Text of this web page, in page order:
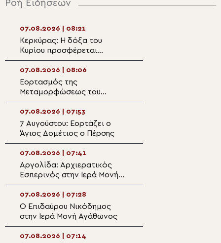
Ροή Ειδήσεων
07.08.2026 | 08:21
Κερκύρας: Η δόξα του
Κυρίου προσφέρεται
καθημερινά μέσα από το
υπέρτατο Μυστήριο της
Θείας Ευχαριστίας
07.08.2026 | 08:06
Εορτασμός της
Μεταμορφώσεως του
Σωτήρος στην Ιερά
Αρχιεπισκοπή Θυατείρων
07.08.2026 | 07:53
7 Αυγούστου: Εορτάζει ο
Άγιος Δομέτιος ο Πέρσης
07.08.2026 | 07:41
Αργολίδα: Αρχιερατικός
Εσπερινός στην Ιερά Μονή
Οσίου Θεοδοσίου
07.08.2026 | 07:28
Ο Επιδαύρου Νικόδημος
στην Ιερά Μονή Αγάθωνος
07.08.2026 | 07:14